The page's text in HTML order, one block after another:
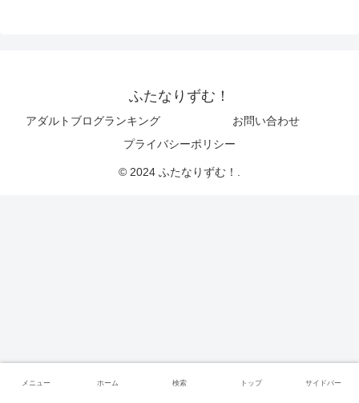
ふたなりずむ！
アダルトブログランキング
お問い合わせ
プライバシーポリシー
© 2024 ふたなりずむ！.
メニュー ホーム 検索 トップ サイドバー